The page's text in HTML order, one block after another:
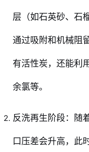
层（如石英砂、石
通过吸附和机械阻
有活性炭，还能利
余氯等。
反洗再生阶段：随
口压差会升高，此